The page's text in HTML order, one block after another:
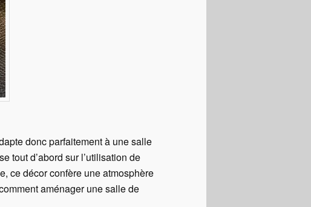
donc parfaitement à une salle
tout d’abord sur l’utilisation de
ce décor confère une atmosphère
aménager une salle de